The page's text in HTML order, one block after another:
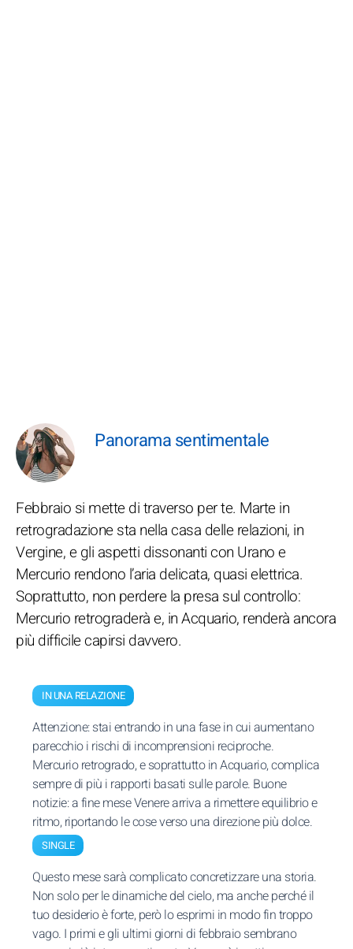
Panorama sentimentale
Febbraio si mette di traverso per te. Marte in
retrogradazione sta nella casa delle relazioni, in
Vergine, e gli aspetti dissonanti con Urano e
Mercurio rendono l’aria delicata, quasi elettrica.
Soprattutto, non perdere la presa sul controllo:
Mercurio retrograderà e, in Acquario, renderà ancora
più difficile capirsi davvero.
IN UNA RELAZIONE
Attenzione: stai entrando in una fase in cui aumentano
parecchio i rischi di incomprensioni reciproche.
Mercurio retrogrado, e soprattutto in Acquario, complica
sempre di più i rapporti basati sulle parole. Buone
notizie: a fine mese Venere arriva a rimettere equilibrio e
ritmo, riportando le cose verso una direzione più dolce.
SINGLE
Questo mese sarà complicato concretizzare una storia.
Non solo per le dinamiche del cielo, ma anche perché il
tuo desiderio è forte, però lo esprimi in modo fin troppo
vago. I primi e gli ultimi giorni di febbraio sembrano